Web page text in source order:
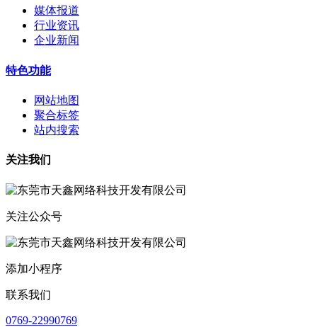
媒体报道
行业资讯
企业新闻
特色功能
网站地图
聚合标签
站内搜索
关注我们
关注公众号
添加小程序
联系我们
0769-22990769